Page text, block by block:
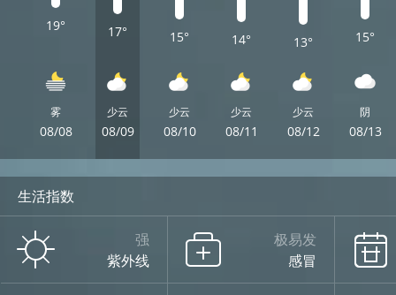
19°
雾
08/08
17°
少云
08/09
15°
少云
08/10
14°
少云
08/11
13°
少云
08/12
15°
阴
08/13
生活指数
强
紫外线
极易发
感冒